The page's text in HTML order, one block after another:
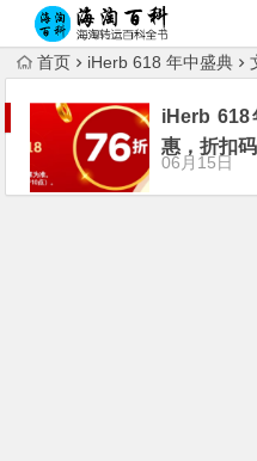
首页 iHerb 618 年中盛典
iHerb
惠，折扣
06月15日